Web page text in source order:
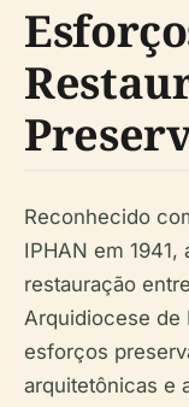
Reconhecido
IPHAN em
restauração
Arquidiocese de
esforços
arquitetônicas e